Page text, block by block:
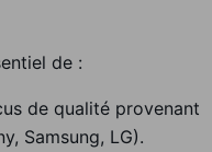
de :
de qualité provenant
Samsung, LG).